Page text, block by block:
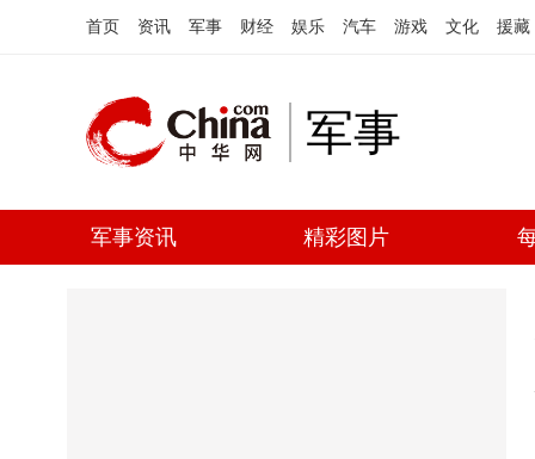
首页 资讯 军事 财经 娱乐 汽车 游戏 文化 援藏
军事
军事资讯 精彩图片